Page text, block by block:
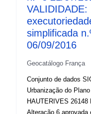
simplificada
06/09/2016
Geocatálogo França
Conjunto de dados
Urbanização do
HAUTERIVES
Alteração 6 aprovada